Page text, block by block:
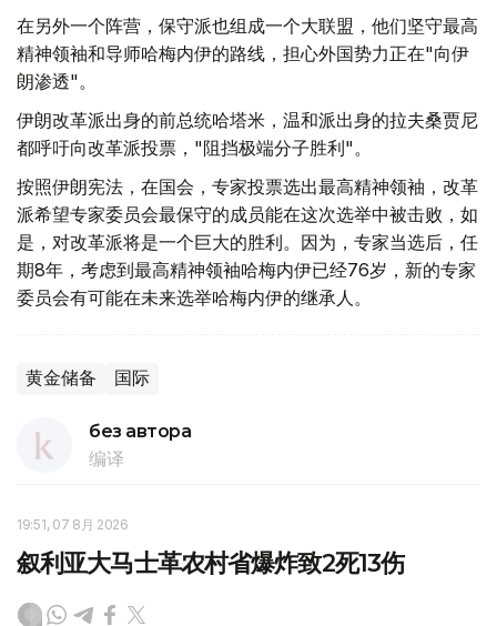
在另外一个阵营，保守派也组成一个大联盟，他们坚守最高
精神领袖和导师哈梅内伊的路线，担心外国势力正在"向伊
朗渗透"。
伊朗改革派出身的前总统哈塔米，温和派出身的拉夫桑贾尼
都呼吁向改革派投票，"阻挡极端分子胜利"。
按照伊朗宪法，在国会，专家投票选出最高精神领袖，改革
派希望专家委员会最保守的成员能在这次选举中被击败，如
是，对改革派将是一个巨大的胜利。因为，专家当选后，任
期8年，考虑到最高精神领袖哈梅内伊已经76岁，新的专家
委员会有可能在未来选举哈梅内伊的继承人。
黄金储备 国际
без автора
编译
19:51, 07 8月 2026
叙利亚大马士革农村省爆炸致2死13伤